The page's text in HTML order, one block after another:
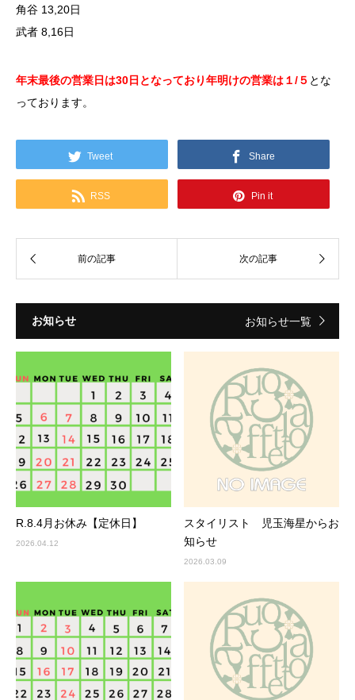
角谷 13,20日
武者 8,16日
年末最後の営業日は30日となっており年明けの営業は１/５ とな
っております。
Tweet Share
RSS Pin it
お知らせ お知らせ一覧
R.8.4月お休み【定休日】
2026.04.12
スタイリスト 児玉海星からお
知らせ
2026.03.09